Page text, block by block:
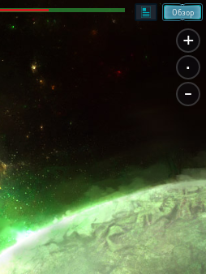
+
.
-
Обзор